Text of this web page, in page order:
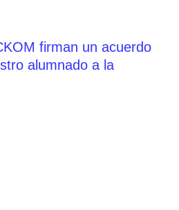
firman un acuerdo
alumnado a la